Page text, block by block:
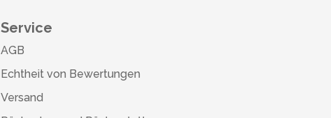
Service
AGB
Echtheit von Bewertungen
Versand